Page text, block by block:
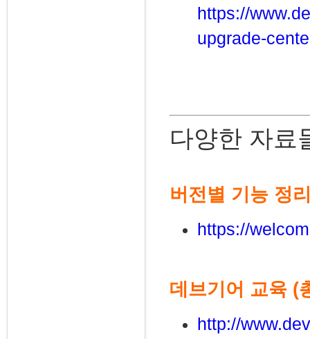
https://
upgrade-
다양한 자료
버전별 기능 정
https://
데브기어 교육 (
http://